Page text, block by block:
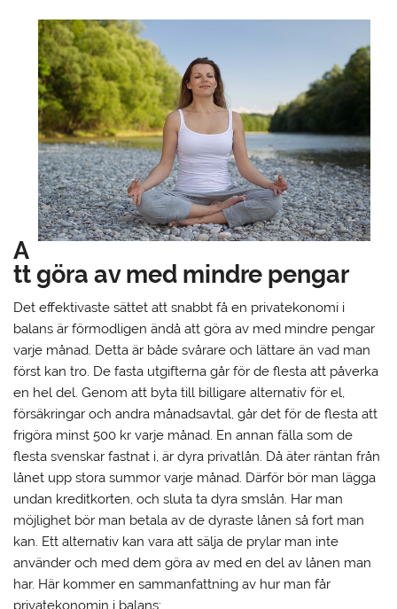
A
tt göra av med mindre pengar
Det effektivaste sättet att snabbt få en privatekonomi i
balans är förmodligen ändå att göra av med mindre pengar
varje månad. Detta är både svårare och lättare än vad man
först kan tro. De fasta utgifterna går för de flesta att påverka
en hel del. Genom att byta till billigare alternativ för el,
försäkringar och andra månadsavtal, går det för de flesta att
frigöra minst 500 kr varje månad. En annan fälla som de
flesta svenskar fastnat i, är dyra privatlån. Då äter räntan från
lånet upp stora summor varje månad. Därför bör man lägga
undan kreditkorten, och sluta ta dyra smslån. Har man
möjlighet bör man betala av de dyraste lånen så fort man
kan. Ett alternativ kan vara att sälja de prylar man inte
använder och med dem göra av med en del av lånen man
har. Här kommer en sammanfattning av hur man får
privatekonomin i balans: